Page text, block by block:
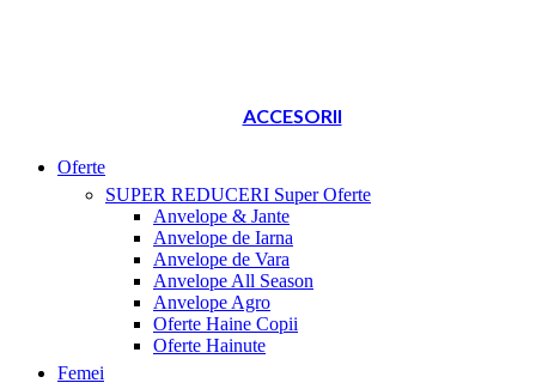
ACCESORII
Oferte
SUPER REDUCERI Super Oferte
Anvelope & Jante
Anvelope de Iarna
Anvelope de Vara
Anvelope All Season
Anvelope Agro
Oferte Haine Copii
Oferte Hainute
Femei